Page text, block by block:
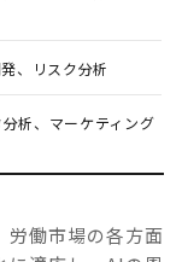
、リスク分析
析、マーケティング
労働市場の各方面